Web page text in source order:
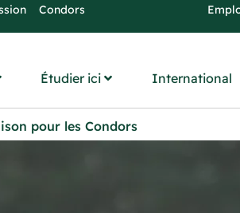
Condors
Étudier ici International
pour les Condors